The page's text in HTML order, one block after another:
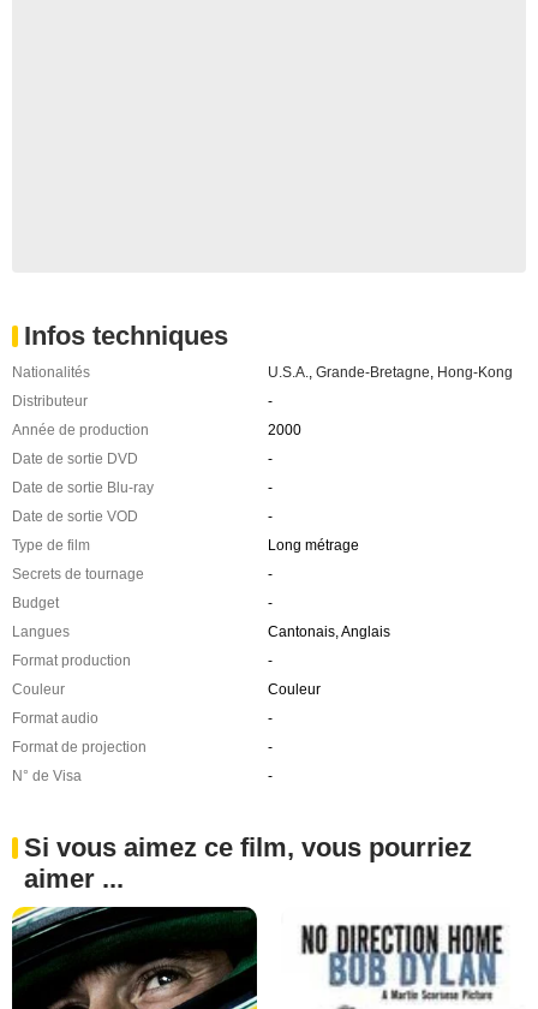
Infos techniques
Nationalités U.S.A., Grande-Bretagne, Hong-Kong
Distributeur
-
Année de production
2000
Date de sortie DVD
-
Date de sortie Blu-ray
-
Date de sortie VOD
-
Type de film
Long métrage
Secrets de tournage
-
Budget
-
Langues
Cantonais, Anglais
Format production
-
Couleur
Couleur
Format audio
-
Format de projection
-
N° de Visa
-
Si vous aimez ce film, vous pourriez
aimer ...